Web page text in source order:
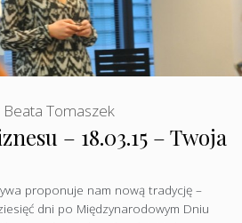
– 18.03.15 – Twoja
Beata Tomaszek
proponuje nam nową tradycję –
dni po Międzynarodowym Dniu